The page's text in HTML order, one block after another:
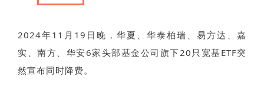
2024年11月19日晚，华夏、华泰柏瑞、易方达、嘉
实、南方、华安6家头部基金公司旗下20只宽基ETF突
然宣布同时降费。